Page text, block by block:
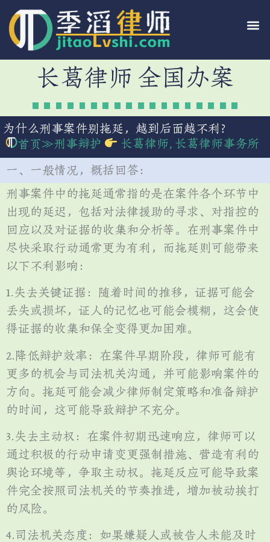
长葛律师 全国办案
为什么刑事案件别拖延，越到后面越不利？
首页≫刑事辩护 长葛律师 长葛律师事务所
一、一般情况，概括回答：
刑事案件中的拖延通常指的是在案件各个环节中
出现的延迟，包括对法律援助的寻求、对指控的
回应以及对证据的收集和分析等。在刑事案件中
尽快采取行动通常更为有利，而拖延则可能带来
以下不利影响：
1.失去关键证据：随着时间的推移，证据可能会
丢失或损坏，证人的记忆也可能会模糊，这会使
得证据的收集和保全变得更加困难。
2.降低辩护效率：在案件早期阶段，律师可能有
更多的机会与司法机关沟通，并可能影响案件的
方向。拖延可能会减少律师制定策略和准备辩护
的时间，这可能导致辩护不充分。
3.失去主动权：在案件初期迅速响应，律师可以
通过积极的行动申请变更强制措施、营造有利的
舆论环境等，争取主动权。拖延反应可能导致案
件完全按照司法机关的节奏推进，增加被动挨打
的风险。
4.司法机关态度：如果嫌疑人或被告人未能及时